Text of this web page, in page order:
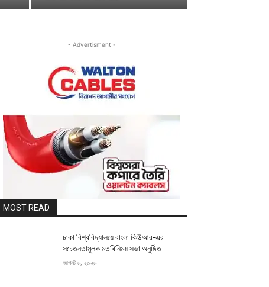
- Advertisment -
MOST READ
ঢাকা বিশ্ববিদ্যালয়ে বাংলা কিউআর-এর
সচেতনতামূলক মতবিনিময় সভা অনুষ্ঠিত
আগস্ট ৬, ২০২৬